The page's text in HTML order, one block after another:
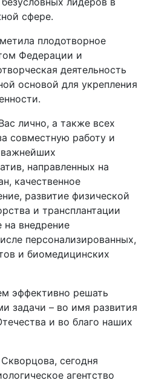
сфере.
плодотворное
Федерации и
деятельность
основой для укрепления
лично, а также всех
совместную работу и
направленных на
качественное
развитие физической
и трансплантации
на внедрение
персонализированных,
и биомедицинских
эффективно решать
задачи – во имя развития
и во благо наших
сегодня
агентство